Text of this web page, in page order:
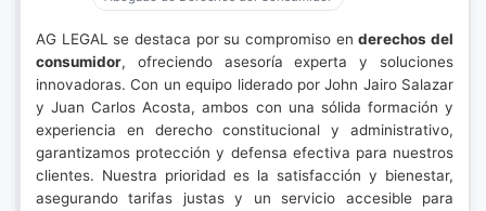
AG LEGAL se destaca por su compromiso enderechos del
consumidor, ofreciendo asesoría experta y soluciones
innovadoras. Con un equipo liderado por John Jairo Salazar
y Juan Carlos Acosta, ambos con una sólida formación y
experiencia en derecho constitucional y administrativo,
garantizamos protección y defensa efectiva para nuestros
clientes. Nuestra prioridad es la satisfacción y bienestar,
asegurando tarifas justas y un servicio accesible para